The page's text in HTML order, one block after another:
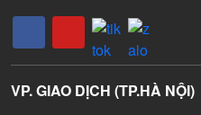
VP. GIAO DỊCH (TP.HÀ NỘI)